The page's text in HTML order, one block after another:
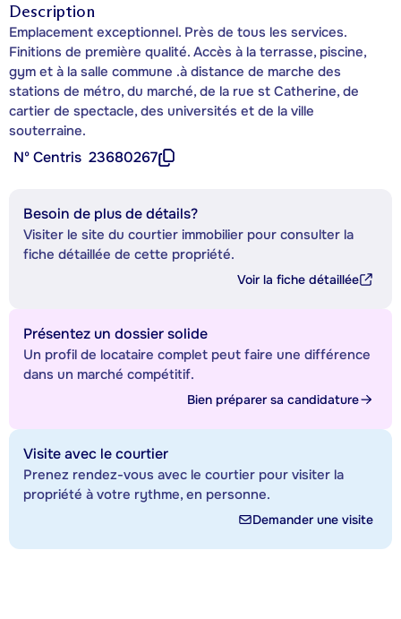
Description
Emplacement exceptionnel. Près de tous les services.
Finitions de première qualité. Accès à la terrasse, piscine,
gym et à la salle commune .à distance de marche des
stations de métro, du marché, de la rue st Catherine, de
cartier de spectacle, des universités et de la ville
souterraine.
Nº Centris 23680267
Besoin de plus de détails?
Visiter le site du courtier immobilier pour consulter la
fiche détaillée de cette propriété.
Voir la fiche détaillée
Présentez un dossier solide
Un profil de locataire complet peut faire une différence
dans un marché compétitif.
Bien préparer sa candidature
Visite avec le courtier
Prenez rendez-vous avec le courtier pour visiter la
propriété à votre rythme, en personne.
Demander une visite